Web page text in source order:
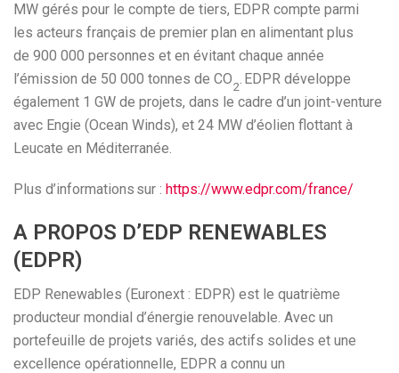
MW gérés pour le compte de tiers, EDPR compte parmi
les acteurs français de premier plan en alimentant plus
de 900 000 personnes et en évitant chaque année
l’émission de 50 000 tonnes de CO2. EDPR développe
également 1 GW de projets, dans le cadre d’un joint-venture
avec Engie (Ocean Winds), et 24 MW d’éolien flottant à
Leucate en Méditerranée.
Plus d’informations sur : https://www.edpr.com/france/
A PROPOS D’EDP RENEWABLES
(EDPR)
EDP Renewables (Euronext : EDPR) est le quatrième
producteur mondial d’énergie renouvelable. Avec un
portefeuille de projets variés, des actifs solides et une
excellence opérationnelle, EDPR a connu un